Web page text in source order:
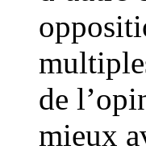
de
mieux